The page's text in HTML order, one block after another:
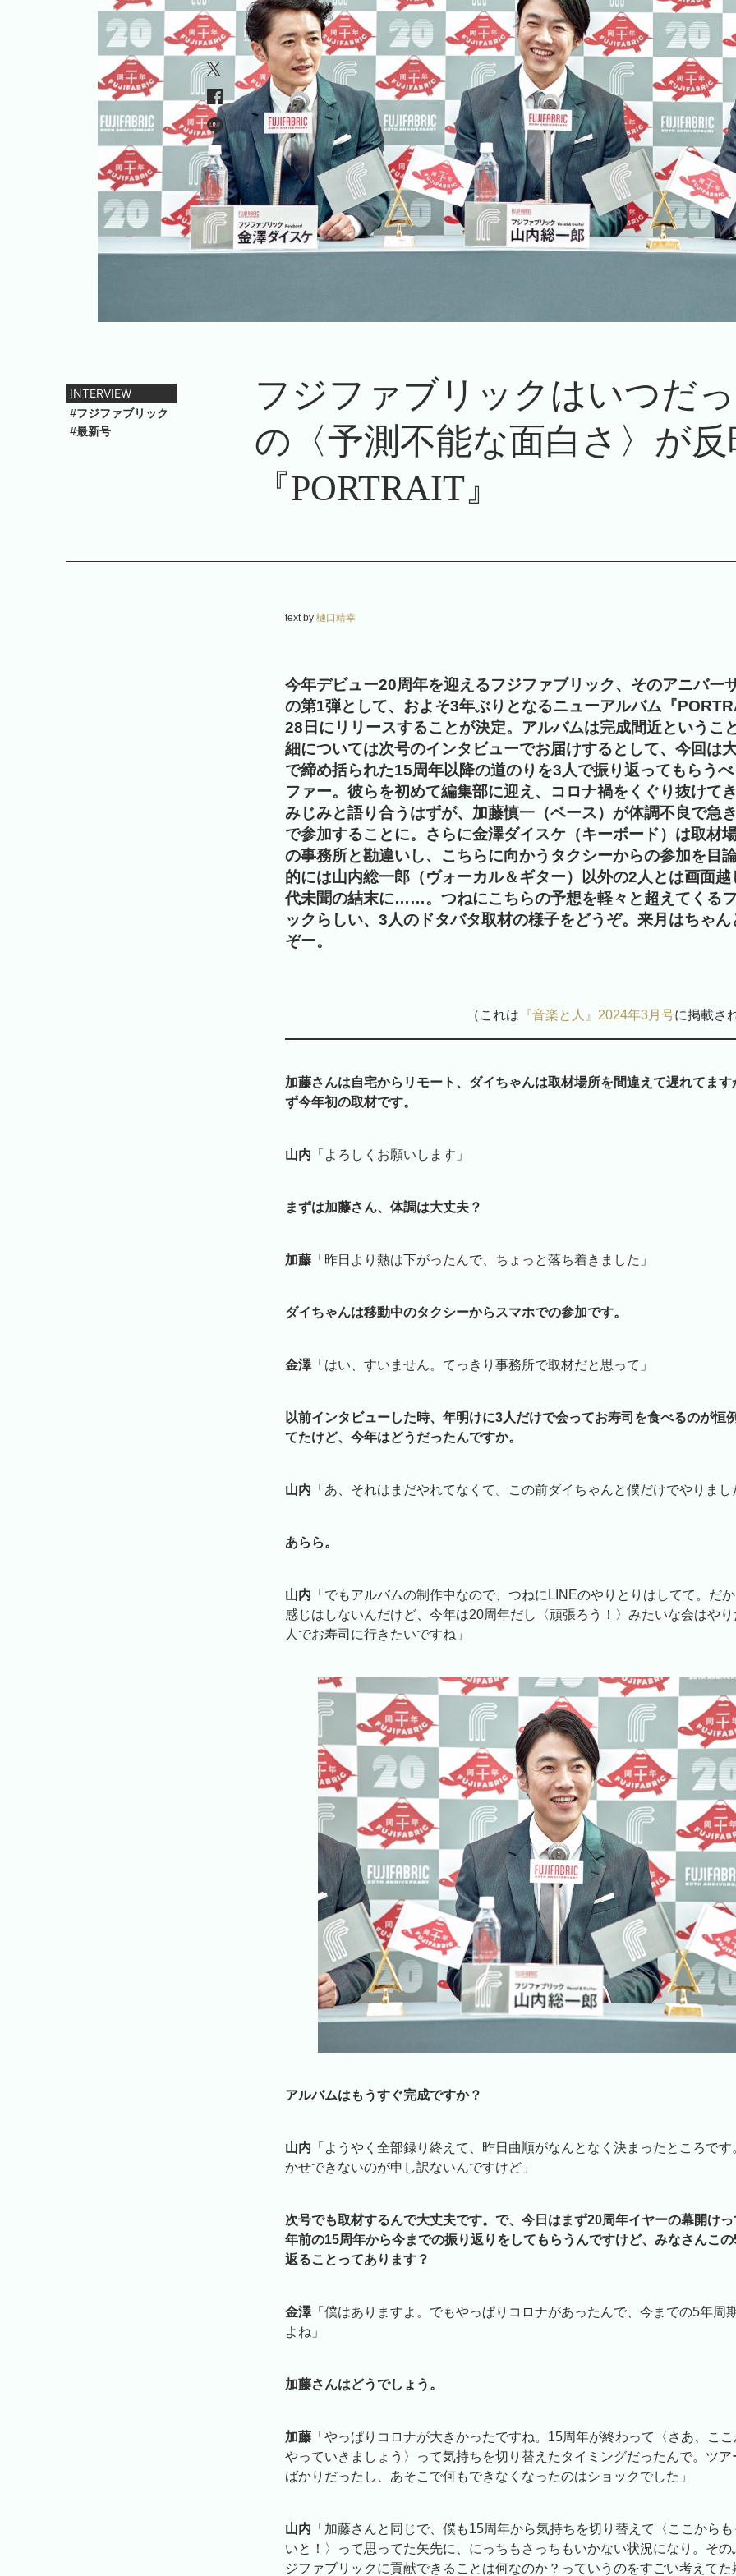
INTERVIEW
#フジファブリック
#最新号
フジファブリックはいつだ
の〈予測不能な面白さ〉が
『PORTRAIT』
text by 樋口靖幸
今年デビュー20周年を迎えるフジファブリック、そのアニバー
の第1弾として、およそ3年ぶりとなるニューアルバム『
28日にリリースすることが決定。アルバムは完成間近というこ
細については次号のインタビューでお届けするとして、今回は
で締め括られた15周年以降の道のりを3人で振り返ってもらう
ファー。彼らを初めて編集部に迎え、コロナ禍をくぐり抜けて
みじみと語り合うはずが、加藤慎一（ベース）が体調不良で急
で参加することに。さらに金澤ダイスケ（キーボード）は取材
の事務所と勘違いし、こちらに向かうタクシーからの参加を目
的には山内総一郎（ヴォーカル＆ギター）以外の2人とは画面越
代未聞の結末に……。つねにこちらの予想を軽々と超えてくる
ックらしい、3人のドタバタ取材の様子をどうぞ。来月はちゃん
ぞー。
（これは 『音楽と人』2024年3月号に掲載さ
加藤さんは自宅からリモート、ダイちゃんは取材場所を間違えて遅れてます
ず今年初の取材です。
山内 「よろしくお願いします」
まずは加藤さん、体調は大丈夫？
加藤 「昨日より熱は下がったんで、ちょっと落ち着きました」
ダイちゃんは移動中のタクシーからスマホでの参加です。
金澤「はい、すいません。てっきり事務所で取材だと思って」
以前インタビューした時、年明けに3人だけで会ってお寿司を食べるのが恒
てたけど、今年はどうだったんですか。
山内 「あ、それはまだやれてなくて。この前ダイちゃんと僕だけでやりまし
あらら。
山内 「でもアルバムの制作中なので、つねにLINEのやりとりはしてて。だ
感じはしないんだけど、今年は20周年だし〈頑張ろう！〉みたいな会はや
人でお寿司に行きたいですね」
アルバムはもうすぐ完成ですか？
山内 「ようやく全部録り終えて、昨日曲順がなんとなく決まったところで
かせできないのが申し訳ないんですけど」
次号でも取材するんで大丈夫です。で、今日はまず20周年イヤーの幕開け
年前の15周年から今までの振り返りをしてもらうんですけど、みなさんこの
返ることってあります？
金澤「僕はありますよ。でもやっぱりコロナがあったんで、今までの5年周
よね」
加藤さんはどうでしょう。
加藤 「やっぱりコロナが大きかったですね。15周年が終わって〈さあ、こ
やっていきましょう〉って気持ちを切り替えたタイミングだったんで。ツア
ばかりだったし、あそこで何もできなくなったのはショックでした」
山内 「加藤さんと同じで、僕も15周年から気持ちを切り替えて〈ここから
いと！〉って思ってた矢先に、にっちもさっちもいかない状況になり。その
ジファブリックに貢献できることは何なのか？っていうのをすごい考えてた